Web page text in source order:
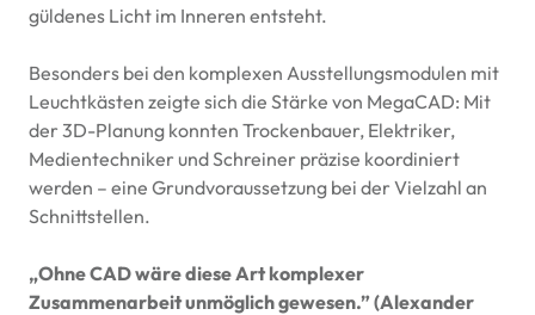
güldenes Licht im Inneren entsteht.
Besonders bei den komplexen Ausstellungsmodulen mit
Leuchtkästen zeigte sich die Stärke von MegaCAD: Mit
der 3D-Planung konnten Trockenbauer, Elektriker,
Medientechniker und Schreiner präzise koordiniert
werden – eine Grundvoraussetzung bei der Vielzahl an
Schnittstellen.
„OhneCADwäre diese Art komplexer
Zusammenarbeit unmöglich gewesen.” (Alexander